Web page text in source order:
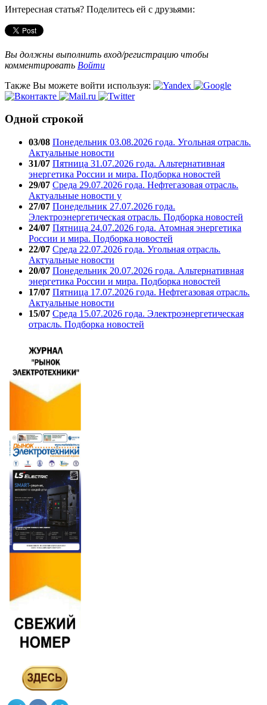
Интересная статья? Поделитесь ей с друзьями:
Вы должны выполнить вход/регистрацию чтобы
комментировать Войти
Также Вы можете войти используя:
Одной строкой
03/08 Понедельник 03.08.2026 года. Угольная отрасль.
Актуальные новости
31/07 Пятница 31.07.2026 года. Альтернативная
энергетика России и мира. Подборка новостей
29/07 Среда 29.07.2026 года. Нефтегазовая отрасль.
Актуальные новости у
27/07 Понедельник 27.07.2026 года.
Электроэнергетическая отрасль. Подборка новостей
24/07 Пятница 24.07.2026 года. Атомная энергетика
России и мира. Подборка новостей
22/07 Среда 22.07.2026 года. Угольная отрасль.
Актуальные новости
20/07 Понедельник 20.07.2026 года. Альтернативная
энергетика России и мира. Подборка новостей
17/07 Пятница 17.07.2026 года. Нефтегазовая отрасль.
Актуальные новости
15/07 Среда 15.07.2026 года. Электроэнергетическая
отрасль. Подборка новостей